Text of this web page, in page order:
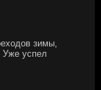
зимы,
Уже успел